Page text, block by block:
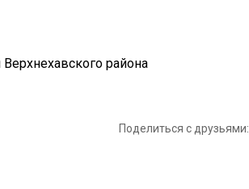
Поделиться с друзьями: